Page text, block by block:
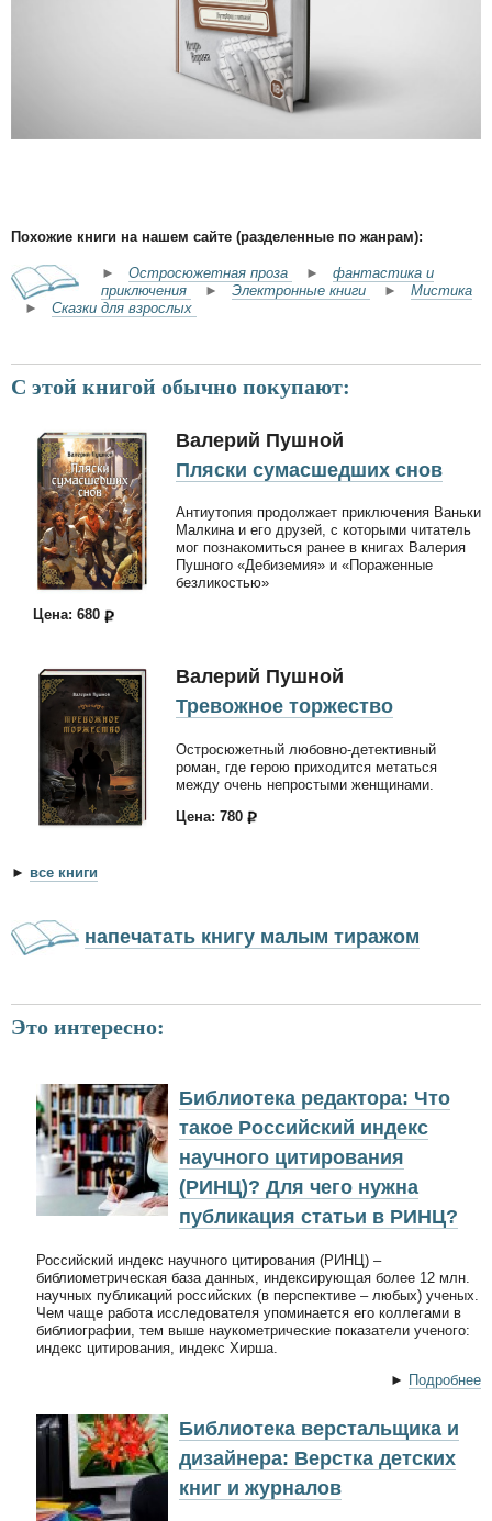
Похожие книги на нашем сайте (разделенные по жанрам):
► Остросюжетная проза ► фантастика и
приключения
► Электронные книги ► Мистика
► Сказки для взрослых
С этой книгой обычно покупают:
Валерий Пушной
Пляски сумасшедших снов
Антиутопия продолжает приключения Ваньки
Малкина и его друзей, с которыми читатель
мог познакомиться ранее в книгах Валерия
Пушного «Дебиземия» и «Пораженные
безликостью»
Цена: 680
Валерий Пушной
Тревожное торжество
Остросюжетный любовно-детективный
роман, где герою приходится метаться
между очень непростыми женщинами.
Цена: 780
► все книги
напечатать книгу малым тиражом
Это интересно:
Библиотека редактора: Что
такое Российский индекс
научного цитирования
(РИНЦ)? Для чего нужна
публикация статьи в РИНЦ?
Российский индекс научного цитирования (РИНЦ) –
библиометрическая база данных, индексирующая более 12 млн.
научных публикаций российских (в перспективе – любых) ученых.
Чем чаще работа исследователя упоминается его коллегами в
библиографии, тем выше наукометрические показатели ученого:
индекс цитирования, индекс Хирша.
► Подробнее
Библиотека верстальщика и
дизайнера: Верстка детских
книг и журналов